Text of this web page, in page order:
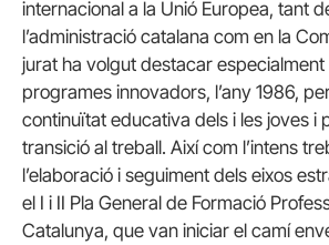
internacional a la Unió Europea, tant
l’administració catalana com en la
jurat ha volgut destacar especialment
programes innovadors, l’any 1986,
continuïtat educativa dels i les joves i
transició al treball. Així com l’intens
l’elaboració i seguiment dels eixos
el I i II Pla General de Formació
Catalunya, que van iniciar el camí